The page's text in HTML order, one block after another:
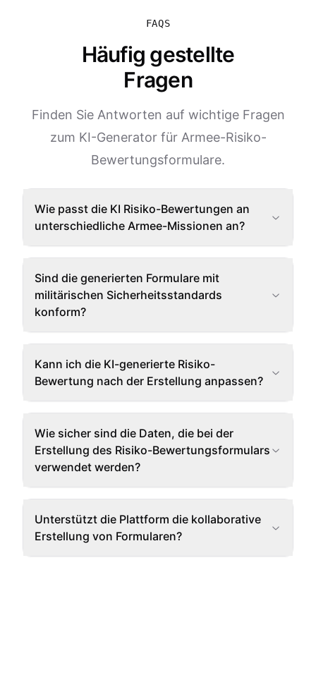
FAQS
Häufig gestellte
Fragen
Finden Sie Antworten auf wichtige Fragen
zum KI-Generator für Armee-Risiko-
Bewertungsformulare.
Wie passt die KI Risiko-Bewertungen an
unterschiedliche Armee-Missionen an?
Sind die generierten Formulare mit
militärischen Sicherheitsstandards
konform?
Kann ich die KI-generierte Risiko-
Bewertung nach der Erstellung anpassen?
Wie sicher sind die Daten, die bei der
Erstellung des Risiko-Bewertungsformulars
verwendet werden?
Unterstützt die Plattform die kollaborative
Erstellung von Formularen?